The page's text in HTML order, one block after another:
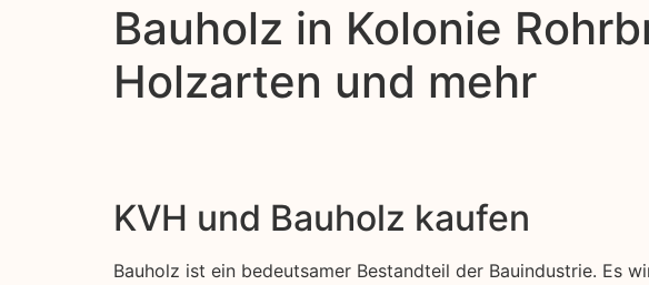
Bauholz in Kolonie
Holzarten und mehr
KVH und Bauholz kaufen
Bauholz ist ein bedeutsamer Bestandteil der Bauindustrie. Es